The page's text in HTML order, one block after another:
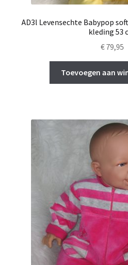
AD3l Levensechte Babypop
kleding 53
€79,95
Toevoegen aan